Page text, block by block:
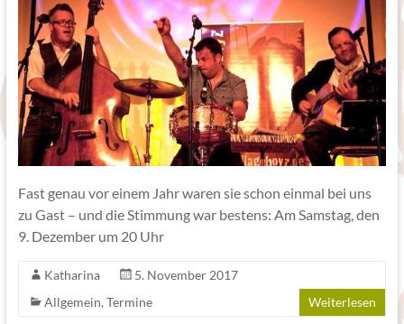
Fast genau vor einem Jahr waren sie schon einmal bei uns
zu Gast – und die Stimmung war bestens: Am Samstag, den
9. Dezember um 20 Uhr
Katharina
5. November 2017
Allgemein, Termine Weiterlesen